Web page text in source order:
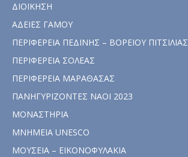
ΔΙΟΙΚΗΣΗ
ΑΔΕΙΕΣ ΓΑΜΟΥ
ΠΕΡΙΦΕΡΕΙΑ ΠΕΔΙΝΗΣ – ΒΟΡΕΙΟΥ ΠΙΤΣΙΛΙΑΣ
ΠΕΡΙΦΕΡΕΙΑ ΣΟΛΕΑΣ
ΠΕΡΙΦΕΡΕΙΑ ΜΑΡΑΘΑΣΑΣ
ΠΑΝΗΓΥΡΙΖΟΝΤΕΣ ΝΑΟΙ 2023
ΜΟΝΑΣΤΗΡΙΑ
ΜΝΗΜΕΙΑ UNESCO
ΜΟΥΣΕΙΑ – ΕΙΚΟΝΟΦΥΛΑΚΙΑ